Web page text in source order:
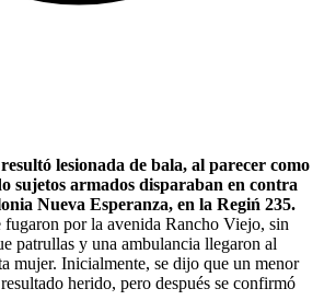
lesionada de bala, al parecer como
sujetos armados disparaban en contra
Nueva Esperanza, en la Regiń 235.
fugaron por la avenida Rancho Viejo, sin
patrullas y una ambulancia llegaron al
mujer. Inicialmente, se dijo que un menor
herido, pero después se confirmó